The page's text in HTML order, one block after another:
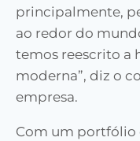
principalmente,
ao redor do
temos reescrito a
moderna”, diz o
empresa.
Com um portfólio